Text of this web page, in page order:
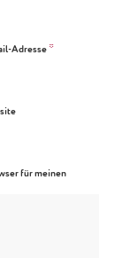
Adresse *
für meinen